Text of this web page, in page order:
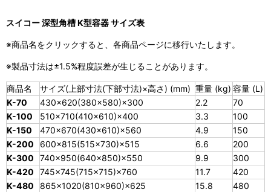
スイコー 深型角槽 K型容器 サイズ表
※商品名をクリックすると、各商品ページに移行いたします。
※製品寸法は±1.5%程度誤差が生じることがあります。
商品名 サイズ(上部寸法(下部寸法)×高さ) (mm) 重量 (kg) 容量 (L)
K-70
430×620(380×580)×300 2.2
70
K-100
510×710(410×610)×400 3.3
100
K-150
470×670(430×610)×560 4.9
150
K-200
600×815(515×730)×515 6.6
200
K-300
740×950(640×850)×550 9.9
300
K-420
745×745(715×715)×760 11.7
420
K-480
865×1020(810×960)×625 15.8
480